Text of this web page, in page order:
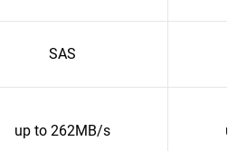
SAS
up to 262MB/s